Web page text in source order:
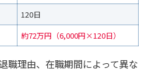
120日
約72万円（6,000円×120日）
職理由、在職期間によって異な